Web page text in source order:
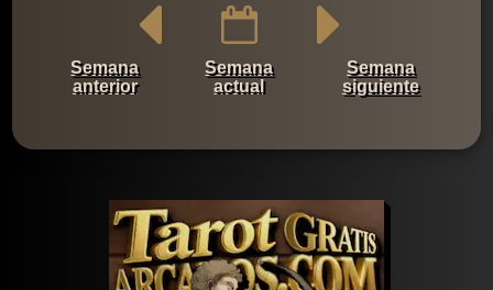
Semana
anterior
Semana
actual
Semana
siguiente